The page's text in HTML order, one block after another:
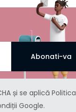
și se aplică Politica
Google.
Abonati-va